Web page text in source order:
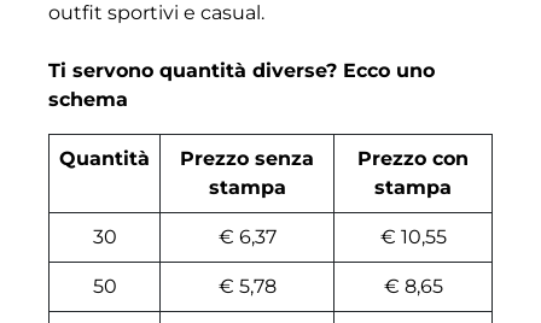
outfit sportivi e casual.
Ti servono quantità diverse? Ecco uno
schema
Quantità
Prezzo senza
stampa
Prezzo con
stampa
30 € 6,37 € 10,55
50 € 5,78 € 8,65